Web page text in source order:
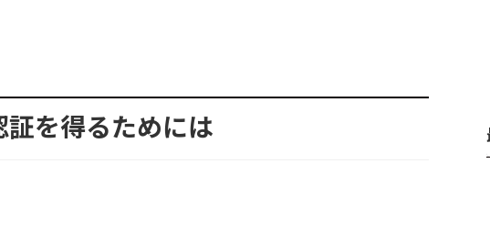
証を得るためには